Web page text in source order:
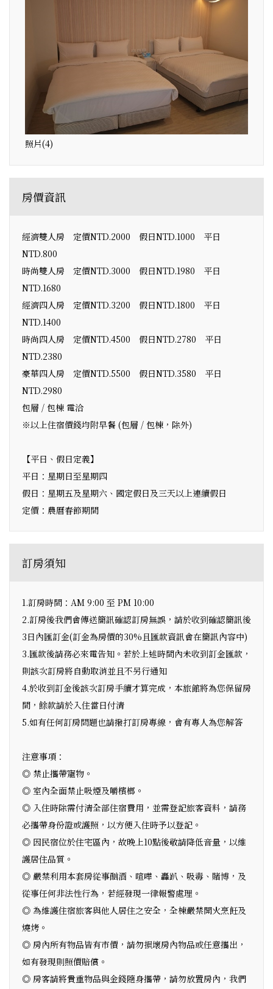
照片(4)
房價資訊
經濟雙人房 定價NTD.2000 假日NTD.1000 平日
NTD.800
時尚雙人房 定價NTD.3000 假日NTD.1980 平日
NTD.1680
經濟四人房 定價NTD.3200 假日NTD.1800 平日
NTD.1400
時尚四人房 定價NTD.4500 假日NTD.2780 平日
NTD.2380
豪華四人房 定價NTD.5500 假日NTD.3580 平日
NTD.2980
包層 / 包棟 電洽
※以上住宿價錢均附早餐 (包層 / 包棟，除外)
【平日、假日定義】
平日：星期日至星期四
假日：星期五及星期六、國定假日及三天以上連續假日
定價：農曆春節期間
訂房須知
1.訂房時間：AM 9:00 至 PM 10:00
2.訂房後我們會傳送簡訊確認訂房無誤，請於收到確認簡訊後
3日內匯訂金(訂金為房價的30%且匯款資訊會在簡訊內容中)
3.匯款後請務必來電告知。若於上述時間內未收到訂金匯款，
則該次訂房將自動取消並且不另行通知
4.於收到訂金後該次訂房手續才算完成，本旅館將為您保留房
間，餘款請於入住當日付清
5.如有任何訂房問題也請撥打訂房專線，會有專人為您解答
注意事項：
◎ 禁止攜帶寵物。
◎ 室內全面禁止吸煙及嚼檳榔。
◎ 入住時除需付清全部住宿費用，並需登記旅客資料，請務
必攜帶身份證或護照，以方便入住時予以登記。
◎ 因民宿位於住宅區內，故晚上10點後敬請降低音量，以維
護居住品質。
◎ 嚴禁利用本套房從事酗酒、喧嘩、轟趴、吸毒、賭博，及
從事任何非法性行為，若經發現一律報警處理。
◎ 為維護住宿旅客與他人居住之安全，全棟嚴禁開火烹飪及
燒烤。
◎ 房內所有物品皆有市價，請勿損壞房內物品或任意攜出，
如有發現則照價賠償。
◎ 房客請將貴重物品與金錢隨身攜帶，請勿放置房內，我們